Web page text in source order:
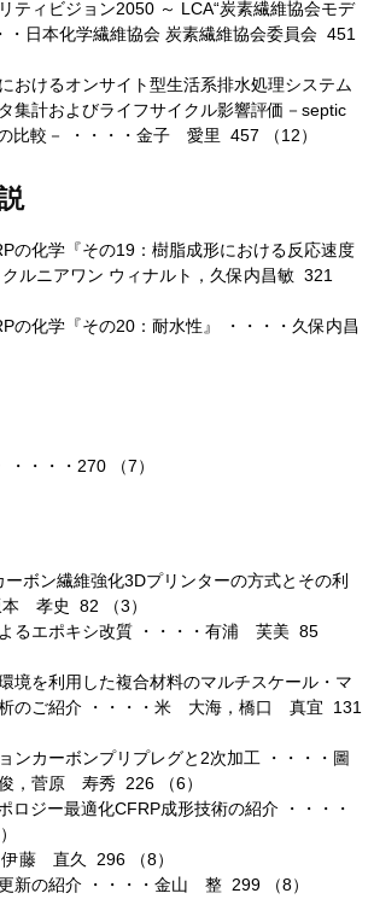
ティビジョン2050 ～ LCA“炭素繊維協会モデ
・日本化学繊維協会 炭素繊維協会委員会 451
おけるオンサイト型生活系排水処理システム
集計およびライフサイクル影響評価－septic
比較－ ・・・・金子 愛里 457 （12）
の化学『その19：樹脂成形における反応速度
ルニアワン ウィナルト，久保内昌敏 321
の化学『その20：耐水性』 ・・・・久保内昌
・・・270 （7）
ボン繊維強化3Dプリンターの方式とその利
本 孝史 82 （3）
るエポキシ改質 ・・・・有浦 芙美 85
境を利用した複合材料のマルチスケール・マ
析のご紹介 ・・・・米 大海，橋口 真宜 131
ンカーボンプリプレグと2次加工 ・・・・圖
菅原 寿秀 226 （6）
ロジー最適化CFRP成形技術の紹介 ・・・・
伊藤 直久 296 （8）
新の紹介 ・・・・金山 整 299 （8）